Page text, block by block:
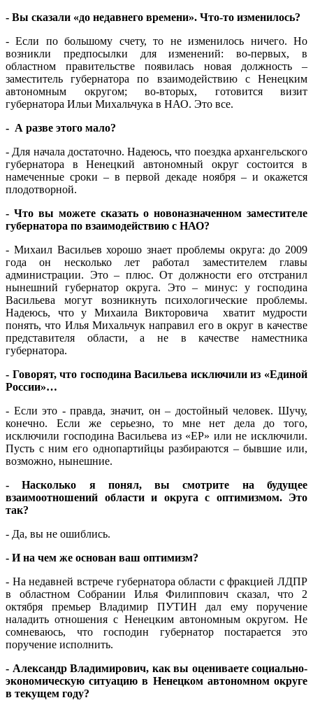
- Вы сказали «до недавнего времени». Что-то изменилось?
- Если по большому счету, то не изменилось ничего. Но
возникли предпосылки для изменений: во-первых, в
областном правительстве появилась новая должность –
заместитель губернатора по взаимодействию с Ненецким
автономным округом; во-вторых, готовится визит
губернатора Ильи Михальчука в НАО. Это все.
- А разве этого мало?
- Для начала достаточно. Надеюсь, что поездка архангельского
губернатора в Ненецкий автономный округ состоится в
намеченные сроки – в первой декаде ноября – и окажется
плодотворной.
- Что вы можете сказать о новоназначенном заместителе
губернатора по взаимодействию с НАО?
- Михаил Васильев хорошо знает проблемы округа: до 2009
года он несколько лет работал заместителем главы
администрации. Это – плюс. От должности его отстранил
нынешний губернатор округа. Это – минус: у господина
Васильева могут возникнуть психологические проблемы.
Надеюсь, что у Михаила Викторовича хватит мудрости
понять, что Илья Михальчук направил его в округ в качестве
представителя области, а не в качестве наместника
губернатора.
- Говорят, что господина Васильева исключили из «Единой
России»…
- Если это - правда, значит, он – достойный человек. Шучу,
конечно. Если же серьезно, то мне нет дела до того,
исключили господина Васильева из «ЕР» или не исключили.
Пусть с ним его однопартийцы разбираются – бывшие или,
возможно, нынешние.
- Насколько я понял, вы смотрите на будущее
взаимоотношений области и округа с оптимизмом. Это
так?
- Да, вы не ошиблись.
- И на чем же основан ваш оптимизм?
- На недавней встрече губернатора области с фракцией ЛДПР
в областном Собрании Илья Филиппович сказал, что 2
октября премьер Владимир ПУТИН дал ему поручение
наладить отношения с Ненецким автономным округом. Не
сомневаюсь, что господин губернатор постарается это
поручение исполнить.
- Александр Владимирович, как вы оцениваете социально-
экономическую ситуацию в Ненецком автономном округе
в текущем году?